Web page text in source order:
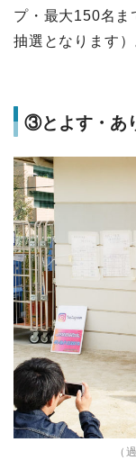
プ・最大150名ま
抽選となります）
③とよす・あ
（